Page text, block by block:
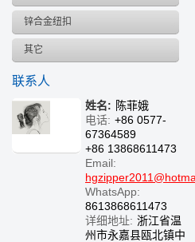
锌合金纽扣
其它
联系人
姓名: 陈菲娥
电话: +86 0577-
67364589
+86 13868611473
Email:
WhatsApp:
8613868611473
详细地址: 浙江省温
州市永嘉县瓯北镇中